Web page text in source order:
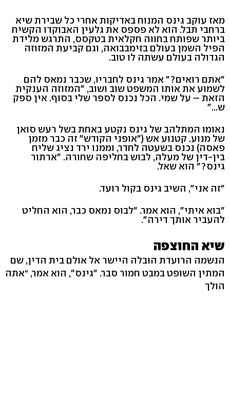
מאז עוקב גינס המנוח באדיקות אחרי כל שבירת שיא
ברחבי תבל. הוא לא פספס את גלעין האבוקדו הקשיח
ביותר שפותח בחווה חקלאית בטקסס, התרגש מלידת
הפיל השמן בעולם בזימבבואה, וגם קביעת המזוזה
הגדולה בעולם עשתה לו טוב.
"אתם רואים?" אמר גינס לחבריו, שכבר נמאס להם
לשמוע את אותו המשפט שוב ושוב, "המזוזה הענקית
הזאת – על שמי. הכל נכנס לספר שלי בסוף. אין ספק
ש..."
נאומו המתלהב של גינס נקטע באחת בשל רעש סואן
של מנוע. קטנוע אש ("אופני הקודש" זה כבר מזמן
פאסה) נכנס בשעטה לחדר, וממנו ירד נציג שליח
בין-דין של מעלה, לבוש בחליפה שחורה. "ארתור
גינס?" הוא שאל.
"זה אני", השיב גינס בקול רועד.
"בוא איתי", הוא אמר. "לבוס נמאס כבר, הוא החליט
להעביר אותך דירה".
שיא החוצפה
הנשמה הרועדת הוּבלה היישר אל אולם בית הדין, שם
המתין השופט במבט חמור סבר. "גינס", הוא אמר, “אתה
הולך